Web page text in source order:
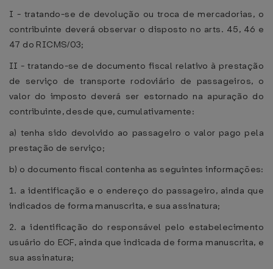
I - tratando-se de devolução ou troca de mercadorias, o
contribuinte deverá observar o disposto no arts. 45, 46 e
47 do RICMS/03;
II - tratando-se de documento fiscal relativo à prestação
de serviço de transporte rodoviário de passageiros, o
valor do imposto deverá ser estornado na apuração do
contribuinte, desde que, cumulativamente:
a) tenha sido devolvido ao passageiro o valor pago pela
prestação de serviço;
b) o documento fiscal contenha as seguintes informações:
1. a identificação e o endereço do passageiro, ainda que
indicados de forma manuscrita, e sua assinatura;
2. a identificação do responsável pelo estabelecimento
usuário do ECF, ainda que indicada de forma manuscrita, e
sua assinatura;